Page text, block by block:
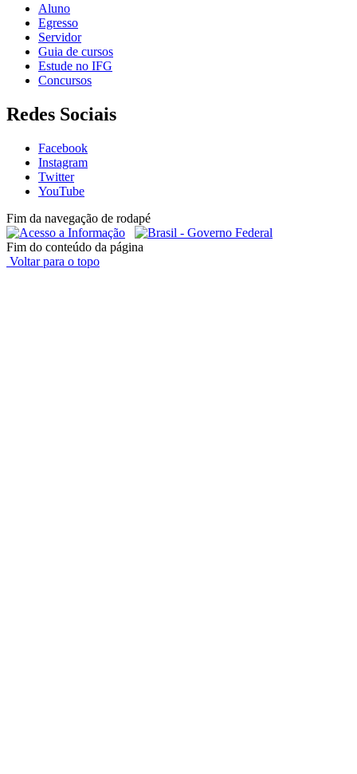
Aluno
Egresso
Servidor
Guia de cursos
Estude no IFG
Concursos
Redes Sociais
Facebook
Instagram
Twitter
YouTube
Fim da navegação de rodapé
Fim do conteúdo da página
Voltar para o topo